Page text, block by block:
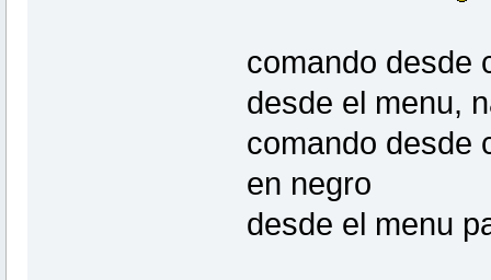
comando desde
desde el menu,
comando desde
en negro
desde el menu